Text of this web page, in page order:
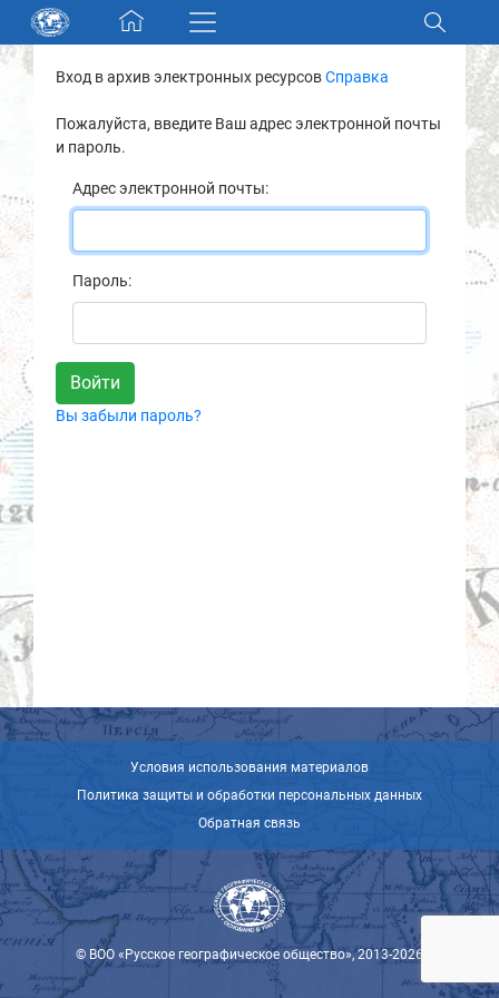
Skip navigation
Разделы и коллекции
Электронный каталог
Новости
О нас
Контакты
Партнеры
Вход в архив электронных ресурсовСправка
Пожалуйста, введите Ваш адрес электронной почты
и пароль.
Адрес электронной почты:
Пароль:
Вы забыли пароль?
Условия использования материалов
Политика защиты и обработки персональных данных
Обратная связь
© ВОО «Русское географическое общество», 2013-2026